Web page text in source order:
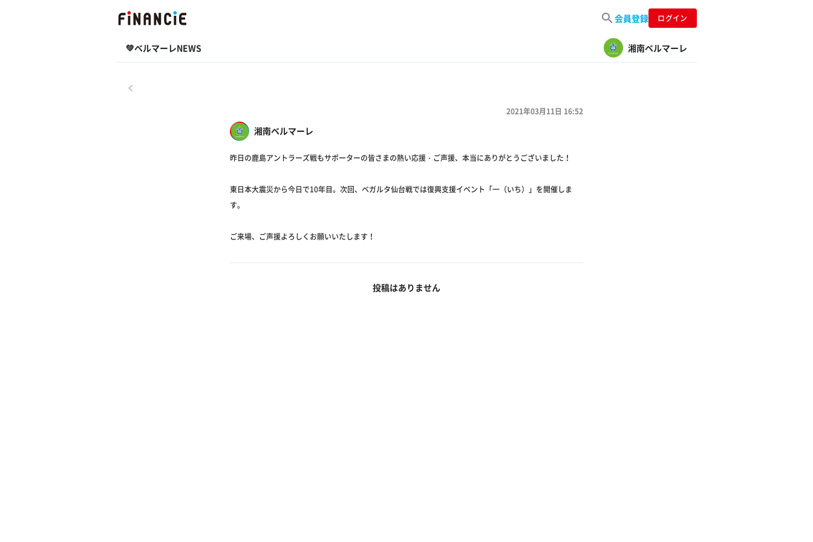
会員登録 ログイン
💚ベルマーレNEWS 湘南ベルマーレ
湘南ベルマーレ
2021年03月11日 16:52
昨日の鹿島アントラーズ戦もサポーターの皆さまの熱い応援・ご声援、本当にありがとうございました！
東日本大震災から今日で10年目。次回、ベガルタ仙台戦では復興支援イベント「一（いち）」を開催しま
す。
ご来場、ご声援よろしくお願いいたします！
投稿はありません